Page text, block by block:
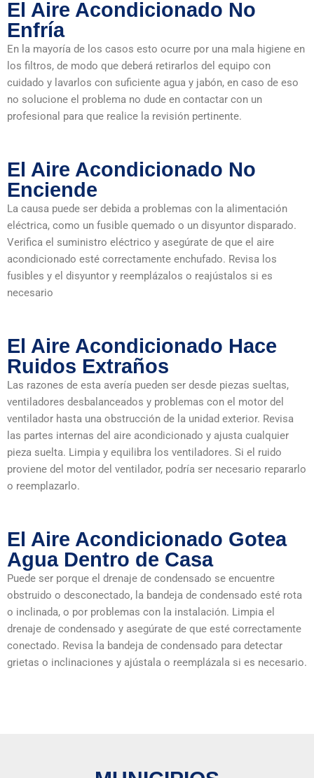
El Aire Acondicionado No
Enfría
En la mayoría de los casos esto ocurre por una mala higiene en
los filtros, de modo que deberá retirarlos del equipo con
cuidado y lavarlos con suficiente agua y jabón, en caso de eso
no solucione el problema no dude en contactar con un
profesional para que realice la revisión pertinente.
El Aire Acondicionado No
Enciende
La causa puede ser debida a problemas con la alimentación
eléctrica, como un fusible quemado o un disyuntor disparado.
Verifica el suministro eléctrico y asegúrate de que el aire
acondicionado esté correctamente enchufado. Revisa los
fusibles y el disyuntor y reemplázalos o reajústalos si es
necesario
El Aire Acondicionado Hace
Ruidos Extraños
Las razones de esta avería pueden ser desde piezas sueltas,
ventiladores desbalanceados y problemas con el motor del
ventilador hasta una obstrucción de la unidad exterior. Revisa
las partes internas del aire acondicionado y ajusta cualquier
pieza suelta. Limpia y equilibra los ventiladores. Si el ruido
proviene del motor del ventilador, podría ser necesario repararlo
o reemplazarlo.
El Aire Acondicionado Gotea
Agua Dentro de Casa
Puede ser porque el drenaje de condensado se encuentre
obstruido o desconectado, la bandeja de condensado esté rota
o inclinada, o por problemas con la instalación. Limpia el
drenaje de condensado y asegúrate de que esté correctamente
conectado. Revisa la bandeja de condensado para detectar
grietas o inclinaciones y ajústala o reemplázala si es necesario.